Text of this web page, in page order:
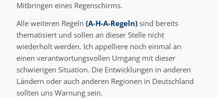
Mitbringen eines Regenschirms.
Alle weiteren Regeln (A-H-A-Regeln)sind bereits
thematisiert und sollen an dieser Stelle nicht
wiederholt werden. Ich appelliere noch einmal an
einen verantwortungsvollen Umgang mit dieser
schwierigen Situation. Die Entwicklungen in anderen
Ländern oder auch anderen Regionen in Deutschland
sollten uns Warnung sein.